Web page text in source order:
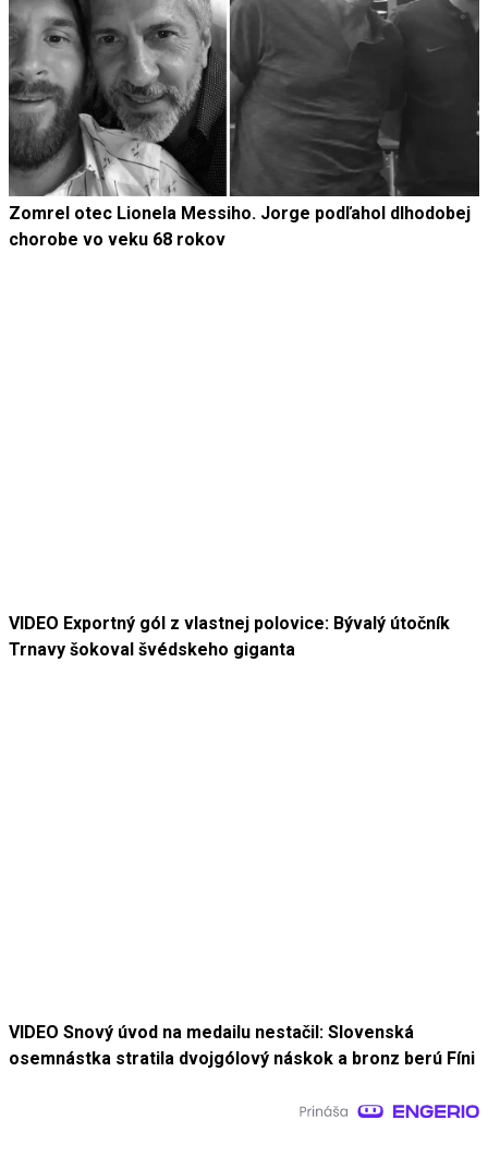
Zomrel otec Lionela Messiho. Jorge podľahol dlhodobej
chorobe vo veku 68 rokov
VIDEO Exportný gól z vlastnej polovice: Bývalý útočník
Trnavy šokoval švédskeho giganta
VIDEO Snový úvod na medailu nestačil: Slovenská
osemnástka stratila dvojgólový náskok a bronz berú Fíni